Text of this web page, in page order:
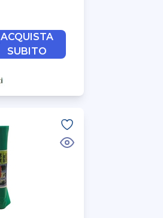
ACQUISTA
SUBITO